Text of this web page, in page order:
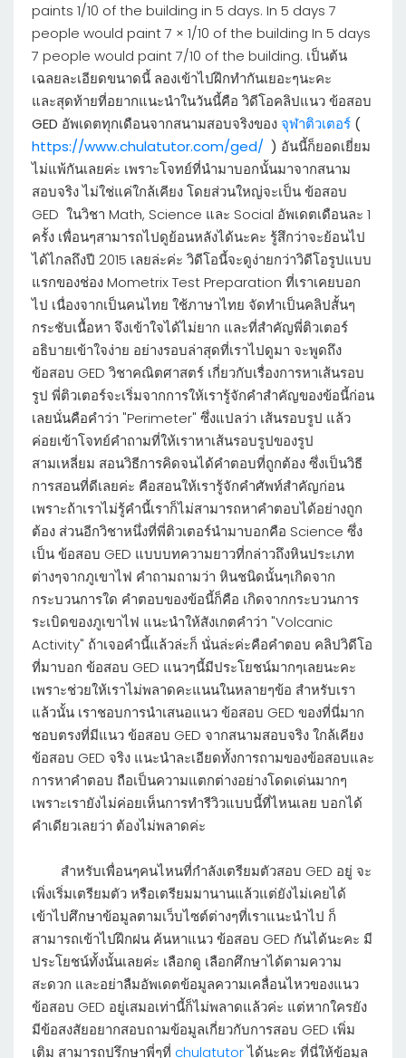
paints 1/10 of the building in 5 days. In 5 days 7
people would paint 7 × 1/10 of the building In 5 days
7 people would paint 7/10 of the building. เป็นต้น
เฉลยละเอียดขนาดนี้ ลองเข้าไปฝึกทำกันเยอะๆนะคะ
และสุดท้ายที่อยากแนะนำในวันนี้คือ วิดีโอคลิปแนว ข้อสอบ
GED อัพเดตทุกเดือนจากสนามสอบจริงของ จุฬาติวเตอร์ (
https://www.chulatutor.com/ged/ ) อันนี้ก็ยอดเยี่ยม
ไม่แพ้กันเลยค่ะ เพราะโจทย์ที่นำมาบอกนั้นมาจากสนาม
สอบจริง ไม่ใช่แค่ใกล้เคียง โดยส่วนใหญ่จะเป็น ข้อสอบ
GED ในวิชา Math, Science และ Social อัพเดตเดือนละ 1
ครั้ง เพื่อนๆสามารถไปดูย้อนหลังได้นะคะ รู้สึกว่าจะย้อนไป
ได้ไกลถึงปี 2015 เลยล่ะค่ะ วิดีโอนี้จะดูง่ายกว่าวิดีโอรูปแบบ
แรกของช่อง Mometrix Test Preparation ที่เราเคยบอก
ไป เนื่องจากเป็นคนไทย ใช้ภาษาไทย จัดทำเป็นคลิปสั้นๆ
กระชับเนื้อหา จึงเข้าใจได้ไม่ยาก และที่สำคัญพี่ติวเตอร์
อธิบายเข้าใจง่าย อย่างรอบล่าสุดที่เราไปดูมา จะพูดถึง
ข้อสอบ GED วิชาคณิตศาสตร์ เกี่ยวกับเรื่องการหาเส้นรอบ
รูป พี่ติวเตอร์จะเริ่มจากการให้เรารู้จักคำสำคัญของข้อนี้ก่อน
เลยนั่นคือคำว่า "Perimeter" ซึ่งแปลว่า เส้นรอบรูป แล้ว
ค่อยเข้าโจทย์คำถามที่ให้เราหาเส้นรอบรูปของรูป
สามเหลี่ยม สอนวิธีการคิดจนได้คำตอบที่ถูกต้อง ซึ่งเป็นวิธี
การสอนที่ดีเลยค่ะ คือสอนให้เรารู้จักคำศัพท์สำคัญก่อน
เพราะถ้าเราไม่รู้คำนี้เราก็ไม่สามารถหาคำตอบได้อย่างถูก
ต้อง ส่วนอีกวิชาหนึ่งที่พี่ติวเตอร์นำมาบอกคือ Science ซึ่ง
เป็น ข้อสอบ GED แบบบทความยาวที่กล่าวถึงหินประเภท
ต่างๆจากภูเขาไฟ คำถามถามว่า หินชนิดนั้นๆเกิดจาก
กระบวนการใด คำตอบของข้อนี้ก็คือ เกิดจากกระบวนการ
ระเบิดของภูเขาไฟ แนะนำให้สังเกตคำว่า "Volcanic
Activity" ถ้าเจอคำนี้แล้วล่ะก็ นั่นล่ะค่ะคือคำตอบ คลิปวิดีโอ
ที่มาบอก ข้อสอบ GED แนวๆนี้มีประโยชน์มากๆเลยนะคะ
เพราะช่วยให้เราไม่พลาดคะแนนในหลายๆข้อ สำหรับเรา
แล้วนั้น เราชอบการนำเสนอแนว ข้อสอบ GED ของที่นี่มาก
ชอบตรงที่มีแนว ข้อสอบ GED จากสนามสอบจริง ใกล้เคียง
ข้อสอบ GED จริง แนะนำละเอียดทั้งการถามของข้อสอบและ
การหาคำตอบ ถือเป็นความแตกต่างอย่างโดดเด่นมากๆ
เพราะเรายังไม่ค่อยเห็นการทำรีวิวแบบนี้ที่ไหนเลย บอกได้
คำเดียวเลยว่า ต้องไม่พลาดค่ะ
สำหรับเพื่อนๆคนไหนที่กำลังเตรียมตัวสอบ GED อยู่ จะ
เพิ่งเริ่มเตรียมตัว หรือเตรียมมานานแล้วแต่ยังไม่เคยได้
เข้าไปศึกษาข้อมูลตามเว็บไซต์ต่างๆที่เราแนะนำไป ก็
สามารถเข้าไปฝึกฝน ค้นหาแนว ข้อสอบ GED กันได้นะคะ มี
ประโยชน์ทั้งนั้นเลยค่ะ เลือกดู เลือกศึกษาได้ตามความ
สะดวก และอย่าลืมอัพเดตข้อมูลความเคลื่อนไหวของแนว
ข้อสอบ GED อยู่เสมอเท่านี้ก็ไม่พลาดแล้วค่ะ แต่หากใครยัง
มีข้อสงสัยอยากสอบถามข้อมูลเกี่ยวกับการสอบ GED เพิ่ม
เติม สามารถปรึกษาพี่ๆที่ chulatutorได้นะคะ ที่นี่ให้ข้อมูล